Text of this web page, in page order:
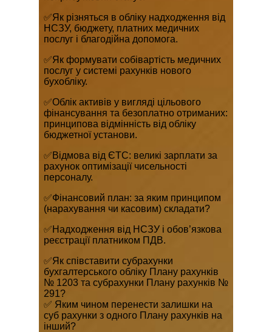
✅Як різняться в обліку надходження від
НСЗУ, бюджету, платних медичних
послуг і благодійна допомога.
✅Як формувати собівартість медичних
послуг у системі рахунків нового
бухобліку.
✅Облік активів у вигляді цільового
фінансування та безоплатно отриманих:
принципова відмінність від обліку
бюджетної установи.
✅Відмова від ЄТС: великі зарплати за
рахунок оптимізації чисельності
персоналу.
✅Фінансовий план: за яким принципом
(нарахування чи касовим) складати?
✅Надходження від НСЗУ і обов’язкова
реєстрації платником ПДВ.
✅Як співставити субрахунки
бухгалтерського обліку Плану рахунків
№ 1203 та субрахунки Плану рахунків №
291?
✅ Яким чином перенести залишки на
суб рахунки з одного Плану рахунків на
інший?